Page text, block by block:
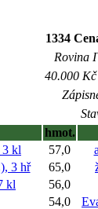
1334
Rovina
40.000
hmot.
kl 57,0
3 hř 65,0
kl 56,0
54,0